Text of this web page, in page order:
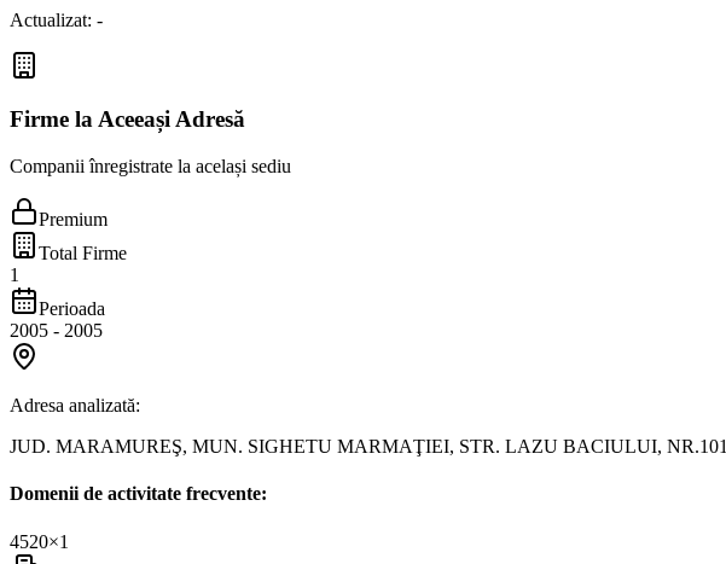
Actualizat: -
Firme la Aceeași Adresă
Companii înregistrate la același sediu
Premium
Total Firme
1
Perioada
2005 - 2005
Adresa analizată:
JUD. MARAMUREŞ, MUN. SIGHETU MARMAŢIEI, STR. LAZU BACIULUI, NR.101
Domenii de activitate frecvente:
4520×1